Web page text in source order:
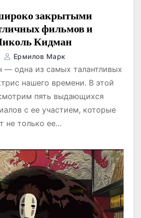
закрытыми
фильмов и
Кидман
Ермилов Марк
— одна из самых талантливых
нашего времени. В этой
пять выдающихся
с ее участием, которые
не только ее…